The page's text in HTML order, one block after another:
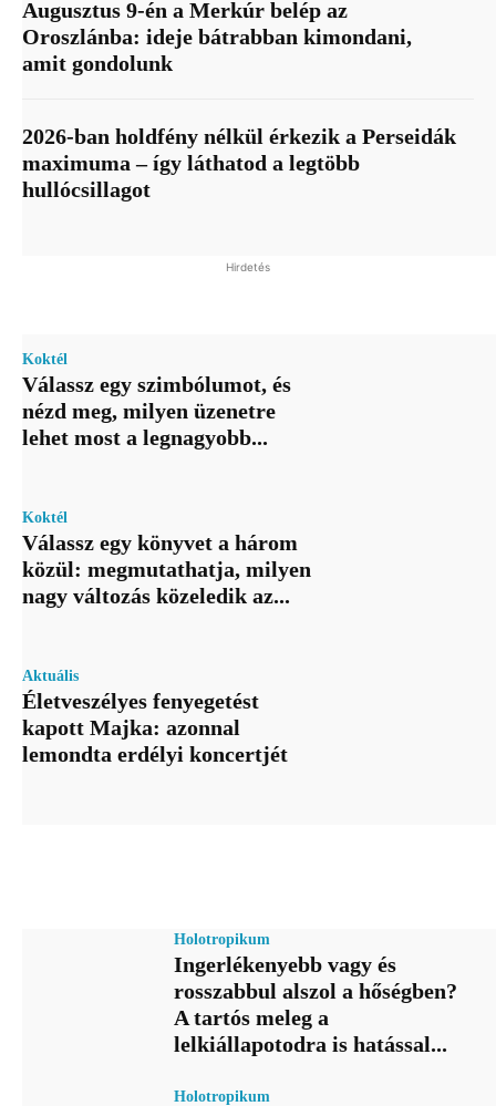
Augusztus 9-én a Merkúr belép az
Oroszlánba: ideje bátrabban kimondani,
amit gondolunk
2026-ban holdfény nélkül érkezik a Perseidák
maximuma – így láthatod a legtöbb
hullócsillagot
Hirdetés
Koktél
Válassz egy szimbólumot, és
nézd meg, milyen üzenetre
lehet most a legnagyobb...
Koktél
Válassz egy könyvet a három
közül: megmutathatja, milyen
nagy változás közeledik az...
Aktuális
Életveszélyes fenyegetést
kapott Majka: azonnal
lemondta erdélyi koncertjét
Holotropikum
Ingerlékenyebb vagy és
rosszabbul alszol a hőségben?
A tartós meleg a
lelkiállapotodra is hatással...
Holotropikum